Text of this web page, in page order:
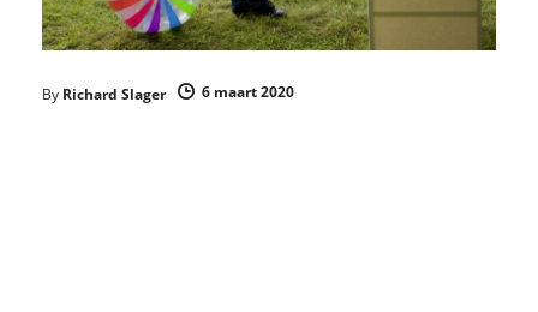
By Richard Slager 6 maart 2020